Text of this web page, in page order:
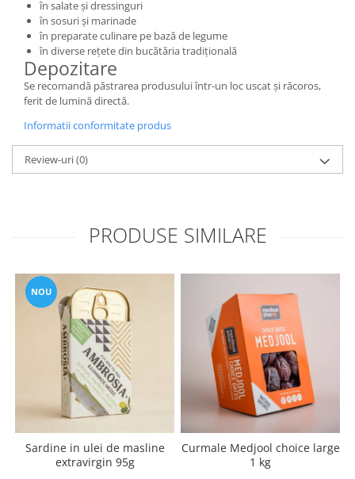
în salate și dressinguri
în sosuri și marinade
în preparate culinare pe bază de legume
în diverse rețete din bucătăria tradițională
Depozitare
Se recomandă păstrarea produsului într-un loc uscat și răcoros,
ferit de lumină directă.
Informatii conformitate produs
Review-uri(0)
PRODUSE SIMILARE
NOU
Sardine in ulei de masline
extravirgin 95g
Curmale Medjool choice large
1 kg